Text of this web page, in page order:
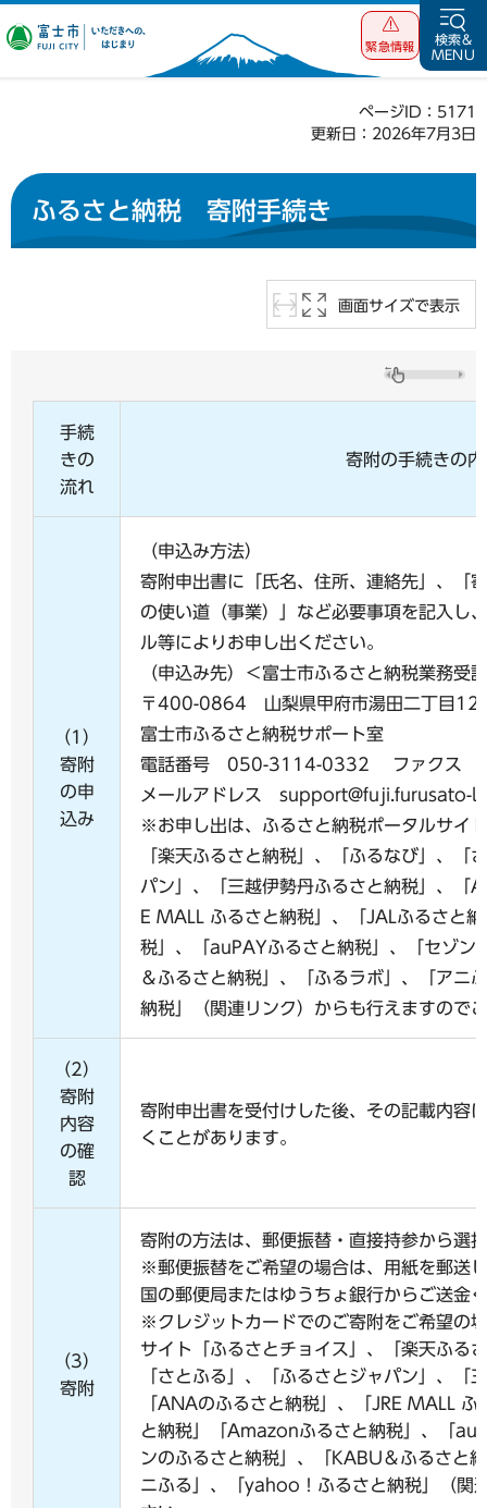
富士市 いただ
緊急情報
検索&
MENU
ページID：5171
更新日：2026年7月3日
ふるさと納税 寄附手続き
画面サイズで表示
手続
きの
流れ
寄附の手続きの
（1）
寄附
の申
込み
（申込み方法）
寄附申出書に「氏名、住所、連絡先」、「
の使い道（事業）」など必要事項を記入し
ル等によりお申し出ください。
（申込み先）＜富士市ふるさと納税業務受
〒400-0864 山梨県甲府市湯田二丁目
富士市ふるさと納税サポート室
電話番号 050-3114-0332 ファクス
メールアドレス support@fuji.furusato-
※お申し出は、ふるさと納税ポータルサイ
「楽天ふるさと納税」、「ふるなび」、「
パン」、「三越伊勢丹ふるさと納税」、「
E MALL ふるさと納税」、「JALふるさと
税」、「auPAYふるさと納税」、「セゾン
＆ふるさと納税」、「ふるラボ」、「アニ
納税」（関連リンク）からも行えますので
（2）
寄附
内容
の確
認
寄附申出書を受付けした後、その記載内容
くことがあります。
（3）
寄附
寄附の方法は、郵便振替・直接持参から選
※郵便振替をご希望の場合は、用紙を郵送
国の郵便局またはゆうちょ銀行からご送金
※クレジットカードでのご寄附をご希望の
サイト「ふるさとチョイス」、「楽天ふる
「さとふる」、「ふるさとジャパン」、「
「ANAのふるさと納税」、「JRE MALL
と納税」「Amazonふるさと納税」、「
ンのふるさと納税」、「KABU＆ふるさと
ニふる」、「yahoo！ふるさと納税」（関